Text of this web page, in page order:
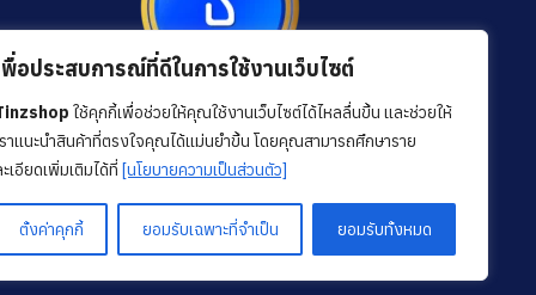
พื่อประสบการณ์ที่ดีในการใช้งานเว็บไซต์
ใช้คุกกี้เพื่อช่วยให้คุณใช้งานเว็บไซต์ได้ไหลลื่นขึ้น และช่วยให้
าแนะนำสินค้าที่ตรงใจคุณได้แม่นยำขึ้น โดยคุณสามารถศึกษาราย
เอียดเพิ่มเติมได้ที่ [นโยบายความเป็นส่วนตัว]
ตั้งค่าคุกกี้ ยอมรับเฉพาะที่จำเป็น ยอมรับทั้งหมด
ามที่ 4
Facebook
YouTube
TikTok